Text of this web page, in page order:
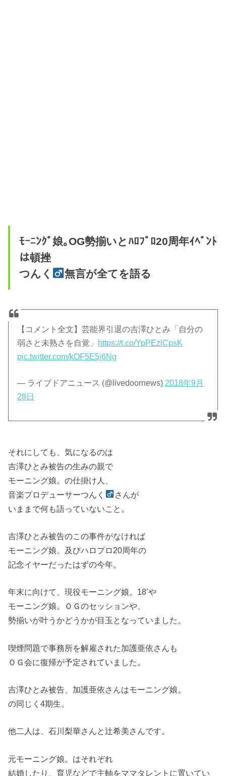
ﾓｰﾆﾝｸﾞ娘｡OG勢揃いとﾊﾛﾌﾟﾛ20周年ｲﾍﾞﾝﾄ
は頓挫
つんく
無言が全てを語る
【コメント全文】芸能界引退の吉澤ひとみ「自分の
弱さと未熟さを自覚」
https://t.co/YpPEzlCpsK
pic.twitter.com/kOF5E5j6Ng
— ライブドアニュース (@livedoornews) 2018年9月
28日
それにしても、気になるのは
吉澤ひとみ被告の生みの親で
モーニング娘。の仕掛け人、
音楽プロデューサーつんく
さんが
いままで何も語っていないこと。
吉澤ひとみ被告のこの事件がなければ
モーニング娘。及びハロプロ20周年の
記念イヤーだったはずの今年。
年末に向けて、現役モーニング娘。18’や
モーニング娘。ＯＧのセッションや、
勢揃いが叶うかどうかが目玉となっていました。
喫煙問題で事務所を解雇された加護亜依さんも
ＯＧ会に復帰が予定されていました。
吉澤ひとみ被告、加護亜依さんはモーニング娘。
の同じく4期生。
他二人は、石川梨華さんと辻希美さんです。
元モーニング娘。はそれぞれ
結婚したり、育児などで主軸をママタレントに置いてい